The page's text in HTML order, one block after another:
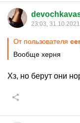
23:03, 31.10.2021
От пользователя
Вообще херня
Хз, но берут они